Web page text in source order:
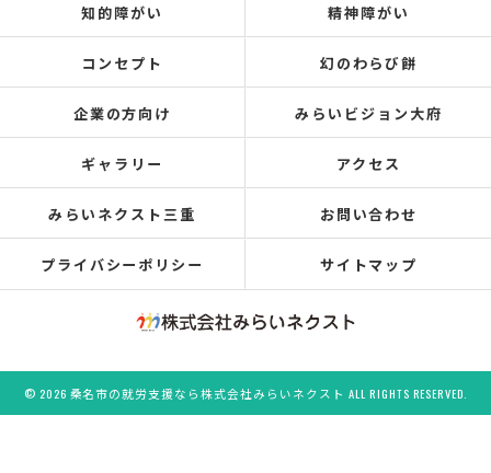
知的障がい 精神障がい
コンセプト 幻のわらび餅
企業の方向け みらいビジョン大府
ギャラリー アクセス
みらいネクスト三重 お問い合わせ
プライバシーポリシー サイトマップ
© 2026 桑名市の就労支援なら株式会社みらいネクスト ALL RIGHTS RESERVED.